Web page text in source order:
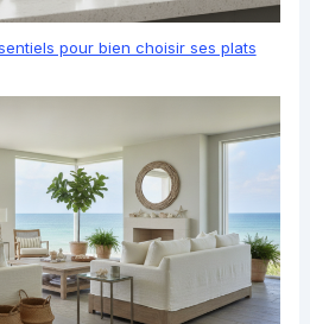
pour bien choisir ses plats